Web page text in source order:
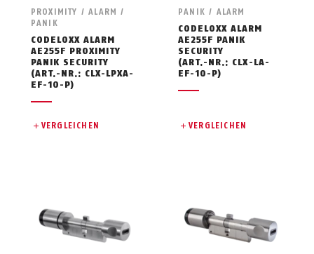
PROXIMITY / ALARM /
PANIK
CODELOXX ALARM
AE255F PROXIMITY
PANIK SECURITY
(ART.-NR.: CLX-LPXA-
EF-10-P)
VERGLEICHEN
PANIK / ALARM
CODELOXX ALARM
AE255F PANIK
SECURITY
(ART.-NR.: CLX-LA-
EF-10-P)
VERGLEICHEN